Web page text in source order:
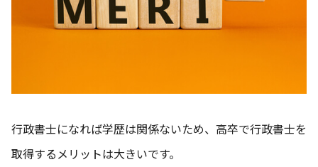
行政書士になれば学歴は関係ないため、高卒で行政書士を
取得するメリットは大きいです。